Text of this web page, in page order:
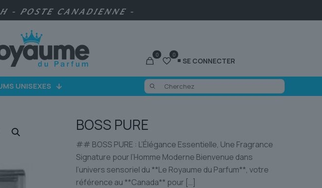
- POSTE CANADIENNE -
0 0
SE CONNECTER
UNISEXES
BOSS PURE
## BOSS PURE : L’Élégance Essentielle, Une Fragrance
Signature pour l’Homme Moderne Bienvenue dans
l’univers sensoriel du **Le Royaume du Parfum**, votre
référence au **Canada** pour […]